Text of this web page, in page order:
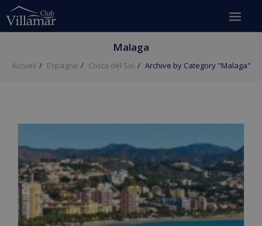
Malaga
Accueil Espagne Costa del Sol Archive by Category "Malaga"